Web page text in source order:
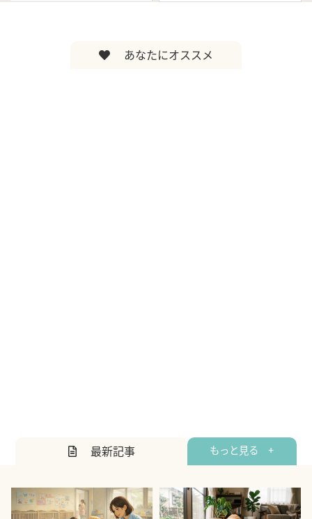
あなたにオススメ
最新記事 もっと見る +